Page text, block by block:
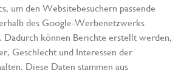
um den Websitebesuchern passende
des Google-Werbenetzwerks
Dadurch können Berichte erstellt werden,
Geschlecht und Interessen der
Diese Daten stammen aus